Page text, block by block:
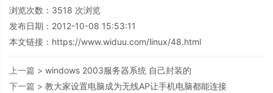
浏览次数： 3518 次浏览
发布日期：2012-10-08 15:53:11
本文链接： https://www.widuu.com/linux/48.html
上一篇 > windows 2003服务器系统 自己封装的
下一篇 > 教大家设置电脑成为无线AP让手机电脑都能连接